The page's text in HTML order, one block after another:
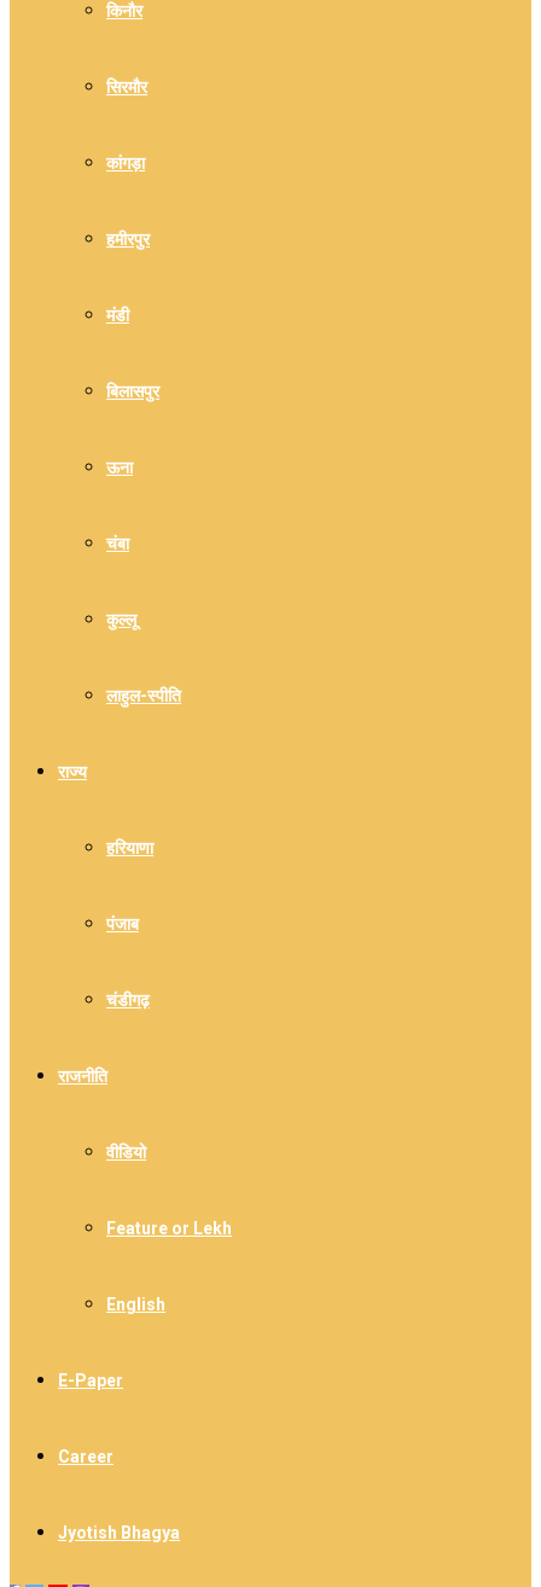
किनौर
सिरमौर
कांगड़ा
हमीरपुर
मंडी
बिलासपुर
ऊना
चंबा
कुल्लू
लाहुल-स्पीति
राज्य
हरियाणा
पंजाब
चंडीगढ़
राजनीति
वीडियो
Feature or Lekh
English
E-Paper
Career
Jyotish Bhagya